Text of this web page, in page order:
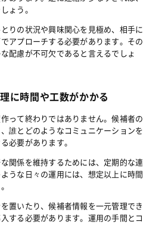
ょう。
りの状況や興味関心を見極め、相手に
アプローチする必要があります。その
配慮が不可欠であると言えるでしょ
に時間や工数がかかる
って終わりではありません。候補者の
誰とどのようなコミュニケーションを
必要があります。
関係を維持するためには、定期的な連
うな日々の運用には、想定以上に時間
置いたり、候補者情報を一元管理でき
する必要があります。運用の手間とコ